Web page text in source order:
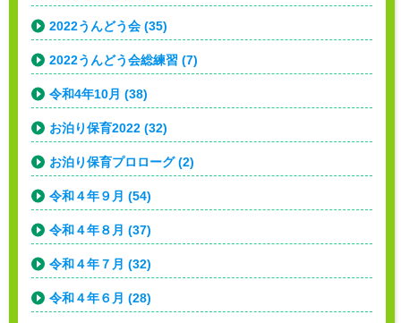
2022うんどう会 (35)
2022うんどう会総練習 (7)
令和4年10月 (38)
お泊り保育2022 (32)
お泊り保育プロローグ (2)
令和４年９月 (54)
令和４年８月 (37)
令和４年７月 (32)
令和４年６月 (28)